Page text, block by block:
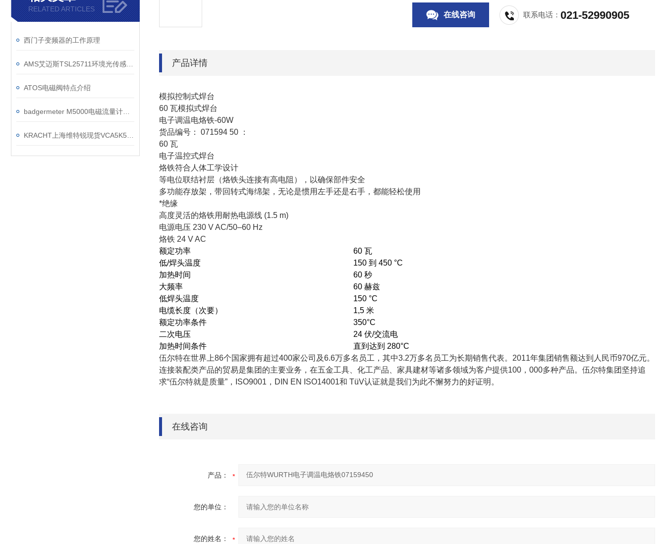
RELATED ARTICLES
西门子变频器的工作原理
ATOS电磁阀特点介绍
在线咨询 联系电话：021-52990905
产品详情
模拟控制式焊台
60 瓦模拟式焊台
电子调温电烙铁-60W
货品编号： 071594 50 ：
60 瓦
电子温控式焊台
烙铁符合人体工学设计
等电位联结衬层（烙铁头连接有高电阻），以确保部件安全
多功能存放架，带回转式海绵架，无论是惯用左手还是右手，都能轻松使用
*绝缘
高度灵活的烙铁用耐热电源线 (1.5 m)
电源电压 230 V AC/50–60 Hz
烙铁 24 V AC
额定功率
60 瓦
低/焊头温度
150 到 450 °C
加热时间
60 秒
大频率
60 赫兹
低焊头温度
150 °C
电缆长度（次要）
1,5 米
额定功率条件
350°C
二次电压
24 伏/交流电
加热时间条件
直到达到 280°C
伍尔特在世界上86个国家拥有超过400家公司及6.6万多名员工，其中3.2万多名员工为长期销售代表。2011年集团销售额达到人民币970亿元。
连接装配类产品的贸易是集团的主要业务，在五金工具、化工产品、家具建材等诸多领域为客户提供100，000多种产品。伍尔特集团坚持追
求“伍尔特就是质量”，ISO9001，DIN EN ISO14001和 TüV认证就是我们为此不懈努力的好证明。
在线咨询
产品：
您的单位：
您的姓名：